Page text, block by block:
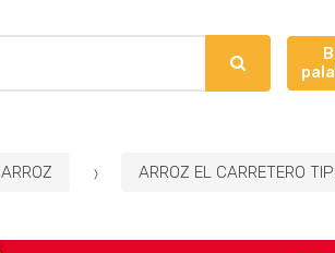
ARROZ ARROZ EL CARRETERO